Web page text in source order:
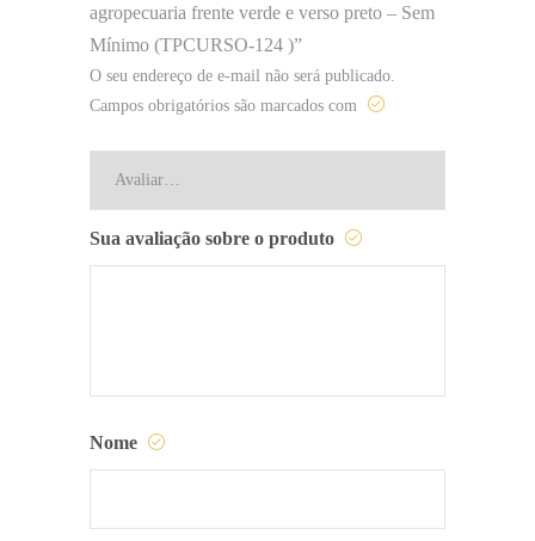
agropecuaria frente verde e verso preto – Sem
Mínimo (TPCURSO-124 )”
O seu endereço de e-mail não será publicado.
Campos obrigatórios são marcados com
Sua avaliação sobre o produto
Nome